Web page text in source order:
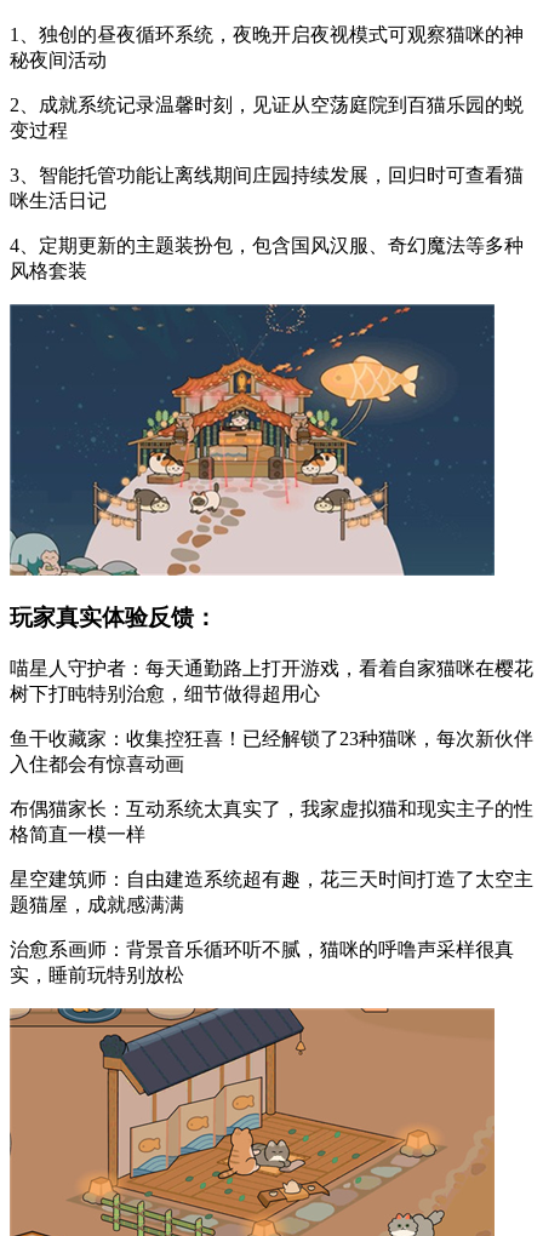
1、独创的昼夜循环系统，夜晚开启夜视模式可观察猫咪的神
秘夜间活动
2、成就系统记录温馨时刻，见证从空荡庭院到百猫乐园的蜕
变过程
3、智能托管功能让离线期间庄园持续发展，回归时可查看猫
咪生活日记
4、定期更新的主题装扮包，包含国风汉服、奇幻魔法等多种
风格套装
玩家真实体验反馈：
喵星人守护者：每天通勤路上打开游戏，看着自家猫咪在樱花
树下打盹特别治愈，细节做得超用心
鱼干收藏家：收集控狂喜！已经解锁了23种猫咪，每次新伙伴
入住都会有惊喜动画
布偶猫家长：互动系统太真实了，我家虚拟猫和现实主子的性
格简直一模一样
星空建筑师：自由建造系统超有趣，花三天时间打造了太空主
题猫屋，成就感满满
治愈系画师：背景音乐循环听不腻，猫咪的呼噜声采样很真
实，睡前玩特别放松